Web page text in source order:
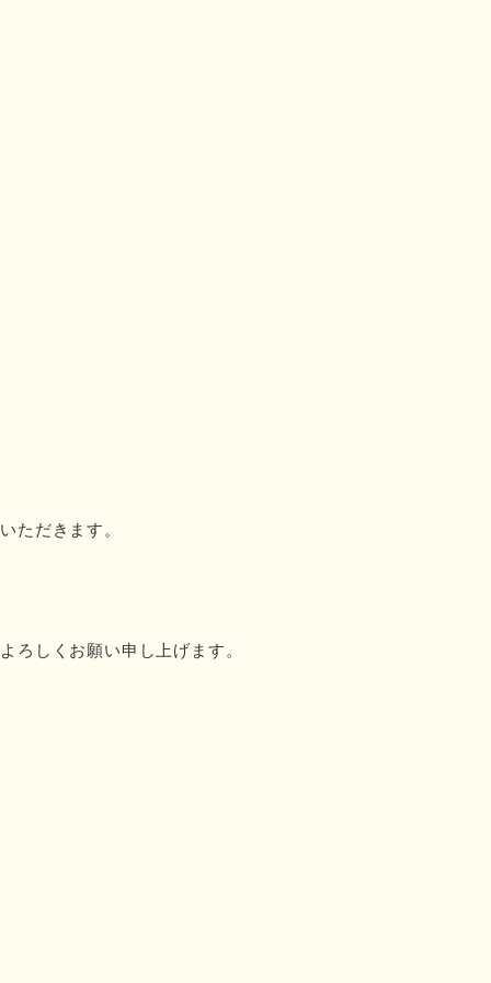
ただきます。
ろしくお願い申し上げます。